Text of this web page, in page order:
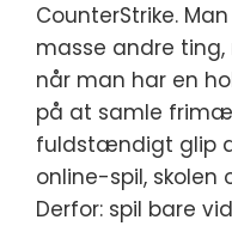
CounterStrike.
masse andre
når man har en
på at samle
fuldstændigt glip
online-spil,
Derfor: spil bare